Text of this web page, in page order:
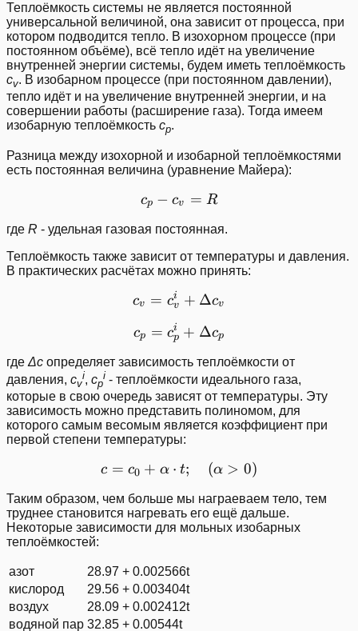
Теплоёмкость системы не является постоянной
универсальной величиной, она зависит от процесса, при
котором подводится тепло. В изохорном процессе (при
постоянном объёме), всё тепло идёт на увеличение
внутренней энергии системы, будем иметь теплоёмкость
cv. В изобарном процессе (при постоянном давлении),
тепло идёт и на увеличение внутренней энергии, и на
совершении работы (расширение газа). Тогда имеем
изобарную теплоёмкость cp.
Разница между изохорной и изобарной теплоёмкостями
есть постоянная величина (уравнение Майера):
c_p - c_v = R
cp − cv = R
где R - удельная газовая постоянная.
Теплоёмкость также зависит от температуры и давления.
В практических расчётах можно принять:
c_v = c_v^i + \Delta c_v
cv = cv
i + Δcv
c_p = c_p^i + \Delta c_p
cp = cp
i + Δcp
где Δc определяет зависимость теплоёмкости от
давления, cv
i, cp
i - теплоёмкости идеального газа,
которые в свою очередь зависят от температуры. Эту
зависимость можно представить полиномом, для
которого самым весомым является коэффициент при
первой степени температуры:
c = c_0 + \alpha\cdot
c = c0 + α ⋅ t; (α > 0)
Таким образом, чем больше мы награеваем тело, тем
труднее становится нагревать его ещё дальше.
Некоторые зависимости для мольных изобарных
теплоёмкостей:
азот
28.97 + 0.002566t
кислород
29.56 + 0.003404t
воздух
28.09 + 0.002412t
водяной пар 32.85 + 0.00544t